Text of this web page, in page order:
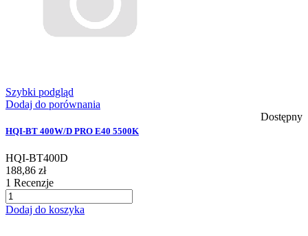
Szybki podgląd
Dodaj do porównania
Dostępny
HQI-BT 400W/D PRO E40 5500K
HQI-BT400D
188,86 zł
1 Recenzje
Dodaj do koszyka